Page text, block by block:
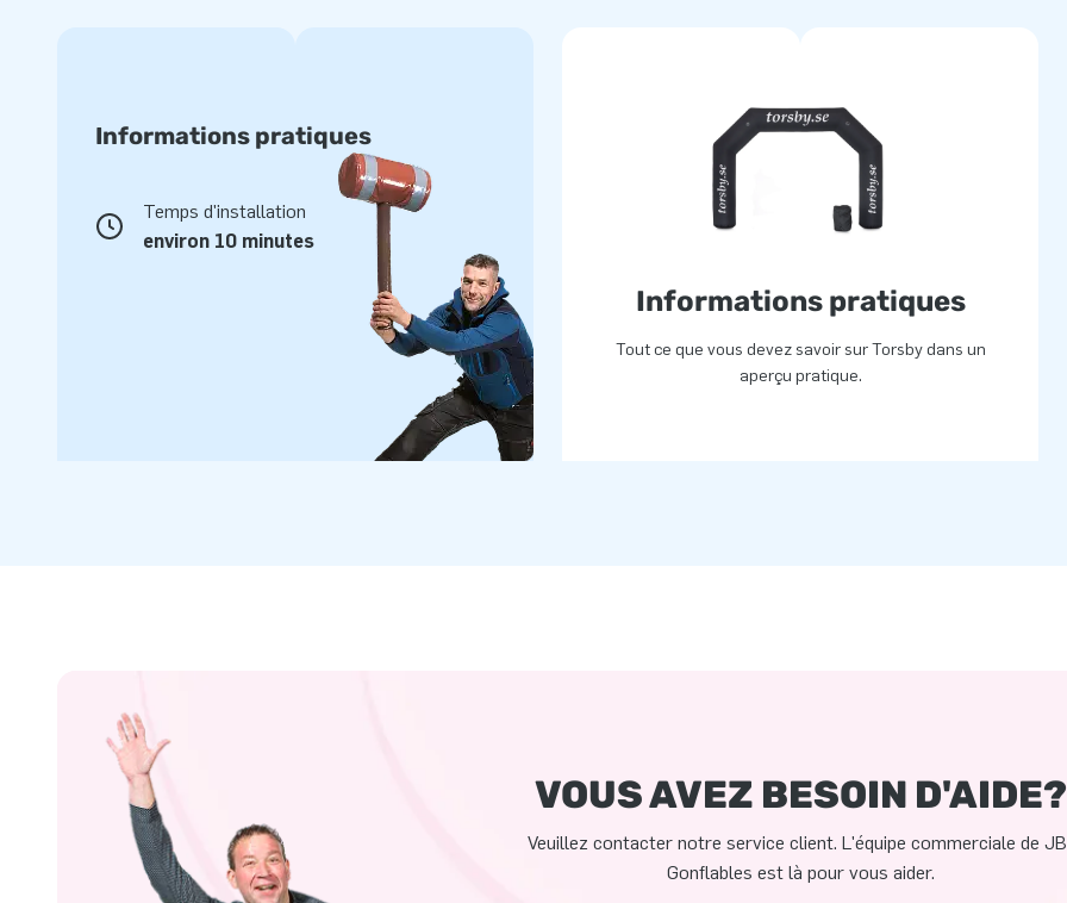
Informations pratiques
Temps d'installation
environ 10 minutes
Informations pratiques
Tout ce que vous devez savoir sur Torsby dans un
aperçu pratique.
VOUS AVEZ BESOIN D'AIDE?
Veuillez contacter notre service client. L'équipe commerciale de
Gonflables est là pour vous aider.